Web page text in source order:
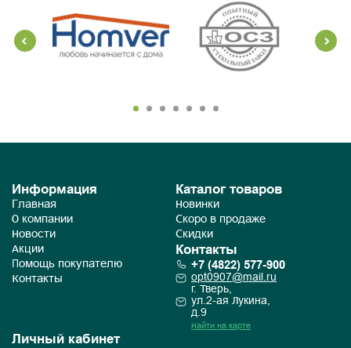
Информация
Главная
О компании
Новости
Акции
Помощь покупателю
Контакты
Каталог товаров
Новинки
Скоро в продаже
Скидки
Контакты
+7 (4822) 577-900
opt0907@mail.ru
г. Тверь,
ул.2-ая Лукина,
д.9
Найти на карте
Личный кабинет